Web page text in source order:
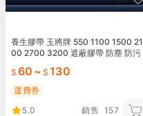
養生膠帶 玉將牌 550 1100 1500 21
00 2700 3200 遮蔽膠帶 防塵 防污
60 ~ 130
運費券
5.0
銷售 157